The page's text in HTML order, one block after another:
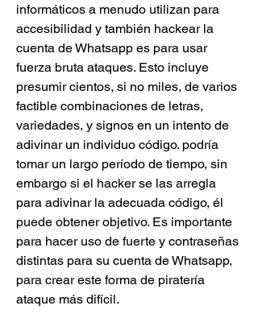
informáticos a menudo utilizan para
accesibilidad y también hackear la
cuenta de Whatsapp es para usar
fuerza bruta ataques. Esto incluye
presumir cientos, si no miles, de varios
factible combinaciones de letras,
variedades, y signos en un intento de
adivinar un individuo código. podría
tomar un largo período de tiempo, sin
embargo si el hacker se las arregla
para adivinar la adecuada código, él
puede obtener objetivo. Es importante
para hacer uso de fuerte y contraseñas
distintas para su cuenta de Whatsapp,
para crear este forma de piratería
ataque más difícil.